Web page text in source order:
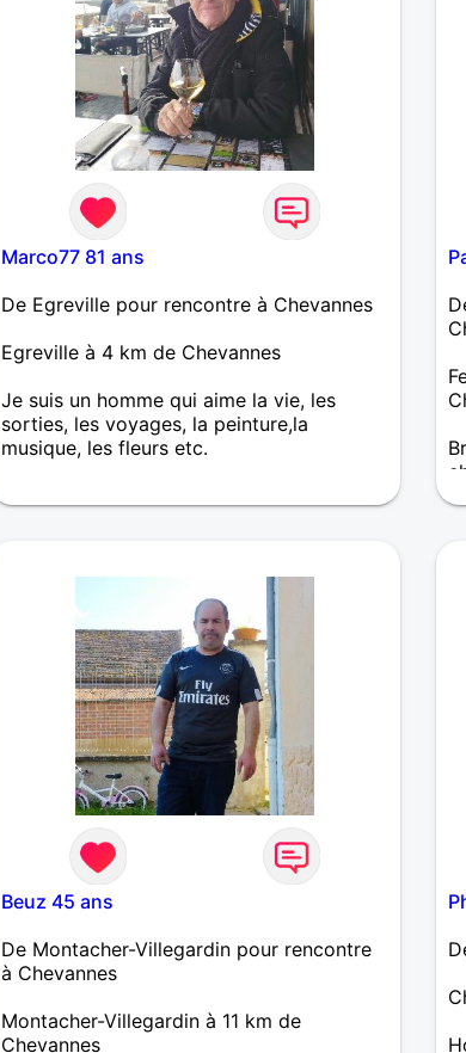
Marco77 81 ans
De Egreville pour rencontre à Chevannes
Egreville à 4 km de Chevannes
Je suis un homme qui aime la vie, les
sorties, les voyages, la peinture,la
musique, les fleurs etc.
Beuz 45 ans
De Montacher-Villegardin pour rencontre
à Chevannes
Montacher-Villegardin à 11 km de
Chevannes